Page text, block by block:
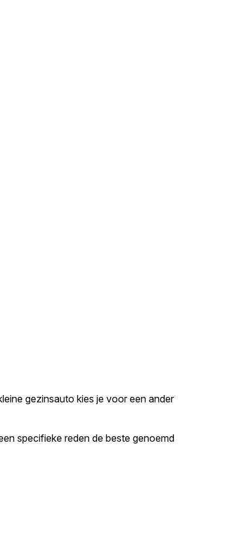
gezinsauto kies je voor een ander
specifieke reden de beste genoemd